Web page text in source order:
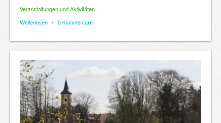
Veranstaltungen und Aktivitäten
Weiterlesen • 0 Kommentare